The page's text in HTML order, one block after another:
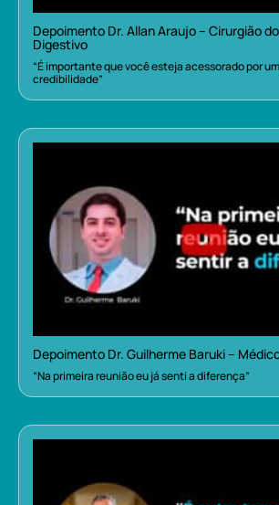
Depoimento Dr. Allan Araujo – Cirurgião
Digestivo
“É importante que você esteja acessorado por
credibilidade”
Depoimento Dr. Guilherme Baruki –
“Na primeira reunião eu já senti a diferença”